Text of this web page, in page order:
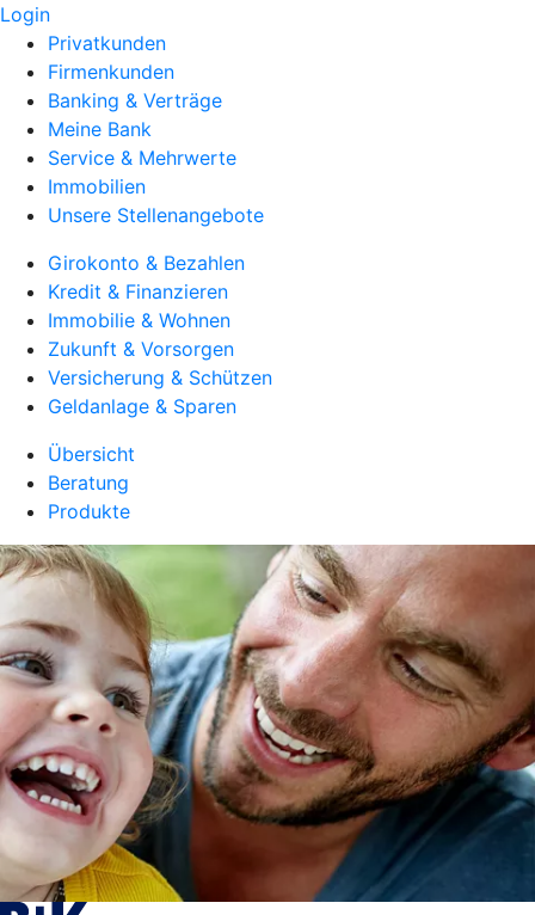
Login
Privatkunden
Firmenkunden
Banking & Verträge
Meine Bank
Service & Mehrwerte
Immobilien
Unsere Stellenangebote
Girokonto & Bezahlen
Kredit & Finanzieren
Immobilie & Wohnen
Zukunft & Vorsorgen
Versicherung & Schützen
Geldanlage & Sparen
Übersicht
Beratung
Produkte